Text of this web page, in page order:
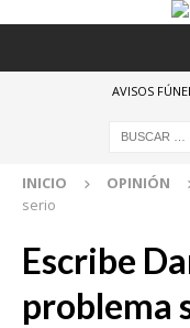
AVISOS
INICIO OPINIÓN
serio
Escribe
problema